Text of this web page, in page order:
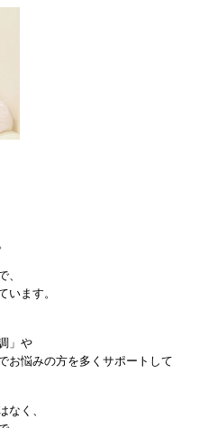
、
います。
」や
お悩みの方を多くサポートして
なく、